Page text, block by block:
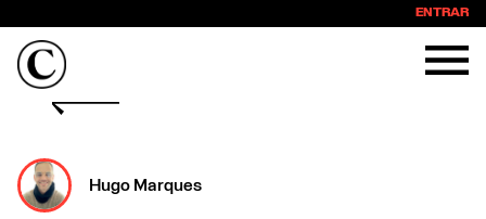
ENTRAR
Hugo Marques